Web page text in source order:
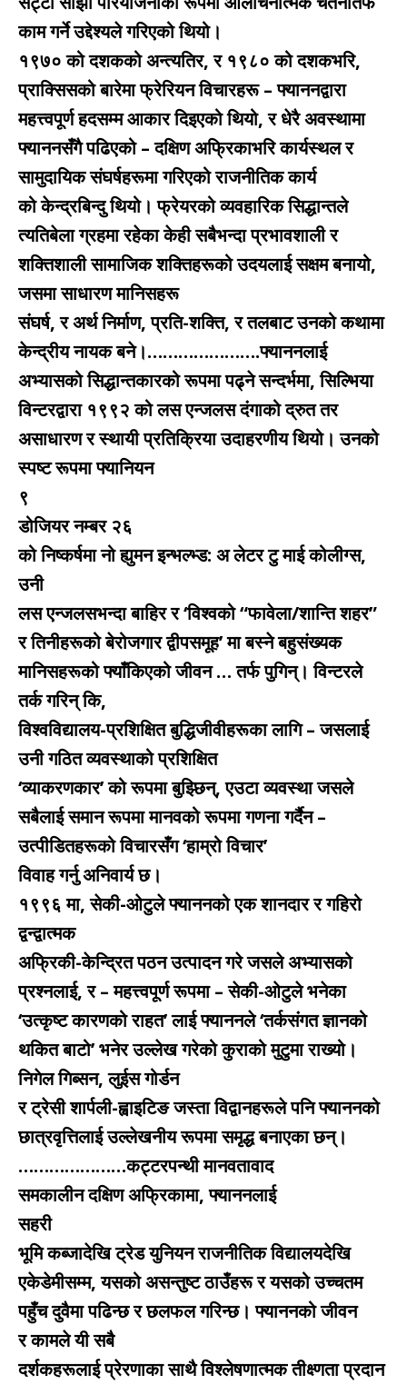
काम गर्ने उद्देश्यले गरिएको थियो।
१९७० को दशकको अन्त्यतिर, र १९८० को दशकभरि,
प्राक्सिसको बारेमा फ्रेरियन विचारहरू – फ्याननद्वारा
महत्त्वपूर्ण हदसम्म आकार दिइएको थियो, र धेरै अवस्थामा
फ्याननसँगै पढिएको – दक्षिण अफ्रिकाभरि कार्यस्थल र
सामुदायिक संघर्षहरूमा गरिएको राजनीतिक कार्य
को केन्द्रबिन्दु थियो। फ्रेयरको व्यवहारिक सिद्धान्तले
त्यतिबेला ग्रहमा रहेका केही सबैभन्दा प्रभावशाली र
शक्तिशाली सामाजिक शक्तिहरूको उदयलाई सक्षम बनायो,
जसमा साधारण मानिसहरू
संघर्ष, र अर्थ निर्माण, प्रति-शक्ति, र तलबाट उनको कथामा
केन्द्रीय नायक बने।………………….फ्याननलाई
अभ्यासको सिद्धान्तकारको रूपमा पढ्ने सन्दर्भमा, सिल्भिया
विन्टरद्वारा १९९२ को लस एन्जलस दंगाको द्रुत तर
असाधारण र स्थायी प्रतिक्रिया उदाहरणीय थियो। उनको
स्पष्ट रूपमा फ्यानियन
९
डोजियर नम्बर २६
को निष्कर्षमा नो ह्युमन इन्भल्भ्ड: अ लेटर टु माई कोलीग्स,
उनी
लस एन्जलसभन्दा बाहिर र ‘विश्वको “फावेला/शान्ति शहर”
र तिनीहरूको बेरोजगार द्वीपसमूह’ मा बस्ने बहुसंख्यक
मानिसहरूको फ्याँकिएको जीवन … तर्फ पुगिन्। विन्टरले
तर्क गरिन् कि,
विश्वविद्यालय-प्रशिक्षित बुद्धिजीवीहरूका लागि – जसलाई
उनी गठित व्यवस्थाको प्रशिक्षित
‘व्याकरणकार’ को रूपमा बुझ्छिन्, एउटा व्यवस्था जसले
सबैलाई समान रूपमा मानवको रूपमा गणना गर्दैन –
उत्पीडितहरूको विचारसँग ‘हाम्रो विचार’
विवाह गर्नु अनिवार्य छ।
१९९६ मा, सेकी-ओटुले फ्याननको एक शानदार र गहिरो
द्वन्द्वात्मक
अफ्रिकी-केन्द्रित पठन उत्पादन गरे जसले अभ्यासको
प्रश्नलाई, र – महत्त्वपूर्ण रूपमा – सेकी-ओटुले भनेका
‘उत्कृष्ट कारणको राहत’ लाई फ्याननले ‘तर्कसंगत ज्ञानको
थकित बाटो’ भनेर उल्लेख गरेको कुराको मुटुमा राख्यो।
निगेल गिब्सन, लुईस गोर्डन
र ट्रेसी शार्पली-ह्वाइटिङ जस्ता विद्वानहरूले पनि फ्याननको
छात्रवृत्तिलाई उल्लेखनीय रूपमा समृद्ध बनाएका छन्।
…………………कट्टरपन्थी मानवतावाद
समकालीन दक्षिण अफ्रिकामा, फ्याननलाई
सहरी
भूमि कब्जादेखि ट्रेड युनियन राजनीतिक विद्यालयदेखि
एकेडेमीसम्म, यसको असन्तुष्ट ठाउँहरू र यसको उच्चतम
पहुँच दुवैमा पढिन्छ र छलफल गरिन्छ। फ्याननको जीवन
र कामले यी सबै
दर्शकहरूलाई प्रेरणाका साथै विश्लेषणात्मक तीक्ष्णता प्रदान